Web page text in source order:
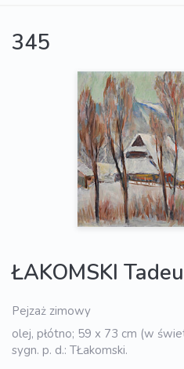
345
ŁAKOMSKI
Pejzaż zimowy
olej, płótno; 59 x 73 cm (w
sygn. p. d.: TŁakomski.